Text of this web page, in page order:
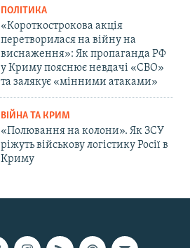
ПОЛІТИКА
«Короткострокова акція
перетворилася на війну на
виснаження»: Як пропаганда РФ
у Криму пояснює невдачі «СВО»
та залякує «мінними атаками»
ВІЙНА ТА КРИМ
«Полювання на колони». Як ЗСУ
ріжуть військову логістику Росії в
Криму